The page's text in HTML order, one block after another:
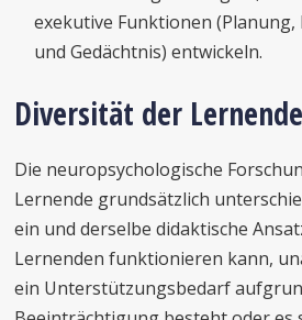
exekutive Funktionen
und Gedächtnis) entwickeln.
Diversität der
Die neuropsychologische
Lernende grundsätzlich
ein und derselbe didaktische
Lernenden funktionieren kann,
ein Unterstützungsbedarf